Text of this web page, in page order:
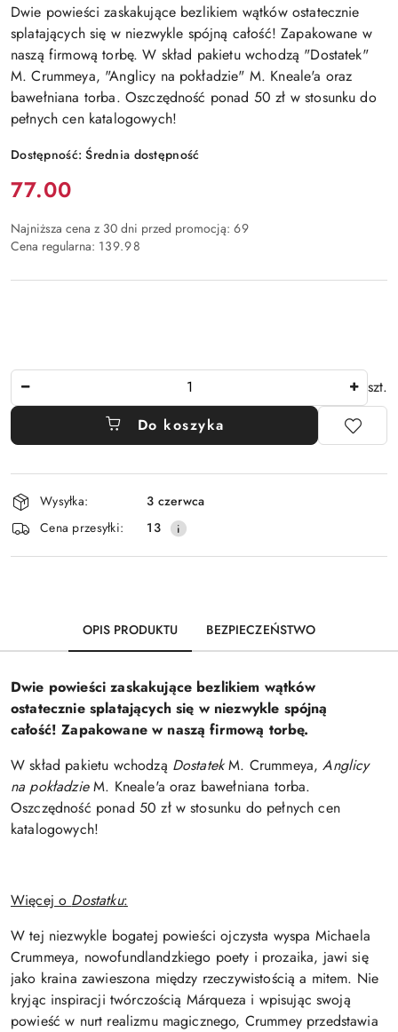
Dwie powieści zaskakujące bezlikiem wątków ostatecznie
splatających się w niezwykle spójną całość! Zapakowane w
naszą firmową torbę. W skład pakietu wchodzą "Dostatek"
M. Crummeya, "Anglicy na pokładzie" M. Kneale'a oraz
bawełniana torba. Oszczędność ponad 50 zł w stosunku do
pełnych cen katalogowych!
Dostępność:Średnia dostępność
Cena:
77.00
Najniższa cena z 30 dni przed promocją: 69
Cena regularna: 139.98
szt.
Do koszyka
Dostępność
i
dostawa
Wysyłka:
3 czerwca
Cena przesyłki:
13
OPIS PRODUKTU BEZPIECZEŃSTWO
Dwie powieści zaskakujące bezlikiem wątków
ostatecznie splatających się w niezwykle spójną
całość! Zapakowane w naszą firmową torbę.
W skład pakietu wchodzą DostatekM. Crummeya,Anglicy
na pokładzieM. Kneale'a oraz bawełniana torba.
Oszczędność ponad 50 zł w stosunku do pełnych cen
katalogowych!
Więcej o Dostatku:
W tej niezwykle bogatej powieści ojczysta wyspa Michaela
Crummeya, nowofundlandzkiego poety i prozaika, jawi się
jako kraina zawieszona między rzeczywistością a mitem. Nie
kryjąc inspiracji twórczością Márqueza i wpisując swoją
powieść w nurt realizmu magicznego, Crummey przedstawia